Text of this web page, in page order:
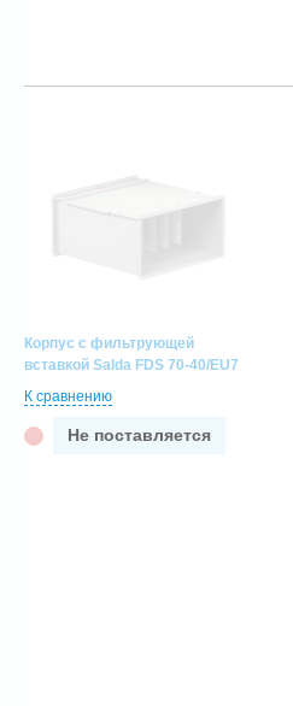
Корпус с фильтрующей
вставкой Salda FDS 70-40/EU7
К сравнению
Не поставляется